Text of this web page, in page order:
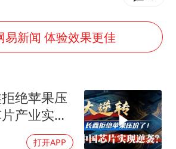
男子杀人后逃进深山21年活得像野人
立秋的仪式感
A股收盘：三大指数均涨超1%
朱雨玲晋级WTT横滨冠军赛女单八强
易新闻 体验效果更佳
绝苹果压
产业实现
打开APP